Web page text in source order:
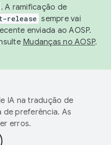
. A ramificação de
release sempre vai
enviada ao AOSP.
Mudanças no AOSP.
IA na tradução de
de preferência. As
erros.